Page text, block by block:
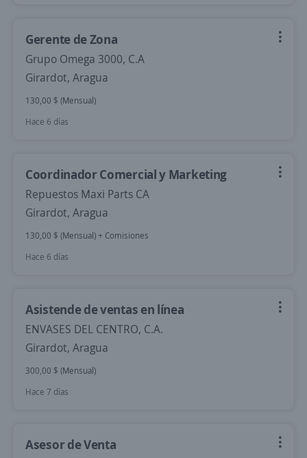
Gerente de Zona
Grupo Omega 3000, C.A
Girardot, Aragua
130,00 $ (Mensual)
Hace 6 días
Coordinador Comercial y Marketing
Repuestos Maxi Parts CA
Girardot, Aragua
130,00 $ (Mensual) + Comisiones
Hace 6 días
Asistende de ventas en línea
ENVASES DEL CENTRO, C.A.
Girardot, Aragua
300,00 $ (Mensual)
Hace 7 días
Asesor de Venta